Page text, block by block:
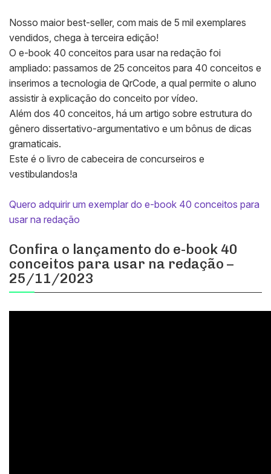
Nosso maior best-seller, com mais de 5 mil exemplares
vendidos, chega à terceira edição!
O e-book 40 conceitos para usar na redação foi
ampliado: passamos de 25 conceitos para 40 conceitos e
inserimos a tecnologia de QrCode, a qual permite o aluno
assistir à explicação do conceito por vídeo.
Além dos 40 conceitos, há um artigo sobre estrutura do
gênero dissertativo-argumentativo e um bônus de dicas
gramaticais.
Este é o livro de cabeceira de concurseiros e
vestibulandos!a
Quero adquirir um exemplar do e-book 40 conceitos para
usar na redação
Confira o lançamento do e-book 40
conceitos para usar na redação –
25/11/2023